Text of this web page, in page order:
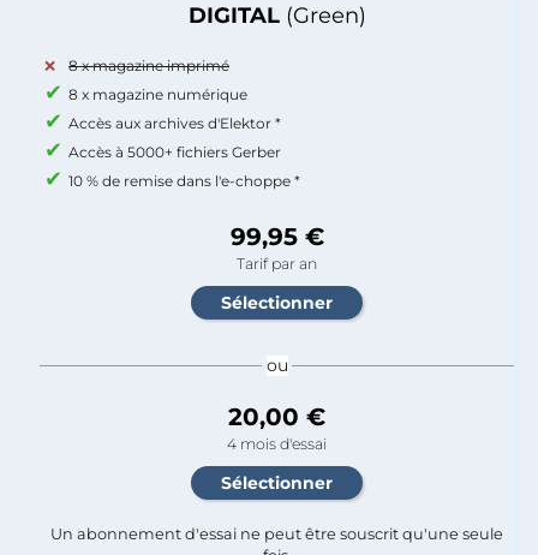
DIGITAL (Green)
8 x magazine imprimé
8 x magazine numérique
Accès aux archives d'Elektor *
Accès à 5000+ fichiers Gerber
10 % de remise dans l'e-choppe *
99,95 €
Tarif par an
ou
20,00 €
4 mois d'essai
Un abonnement d'essai ne peut être souscrit qu'une seule